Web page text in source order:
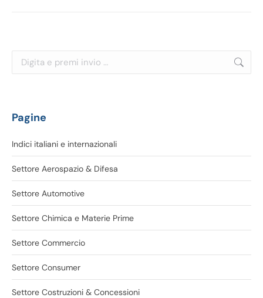
Cerca:
Pagine
Indici italiani e internazionali
Settore Aerospazio & Difesa
Settore Automotive
Settore Chimica e Materie Prime
Settore Commercio
Settore Consumer
Settore Costruzioni & Concessioni